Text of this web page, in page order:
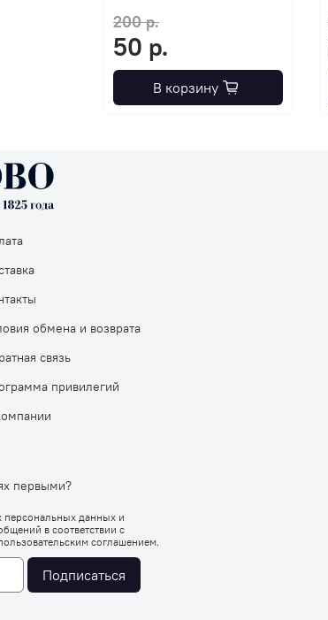
200 р.
50 р.
В корзину
обмена и возврата
связь
привилегий
первыми?
персональных данных и
в соответствии с
соглашением.
Подписаться